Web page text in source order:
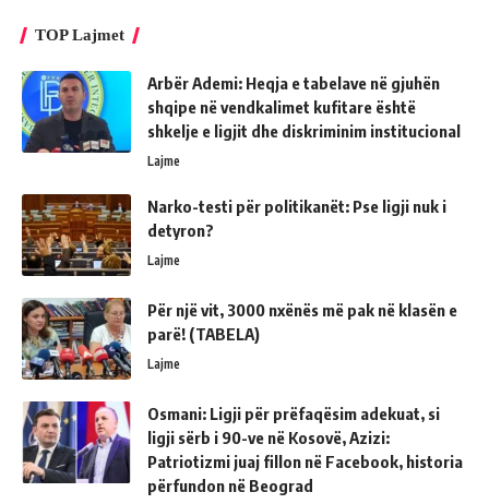
TOP Lajmet
Arbër Ademi: Heqja e tabelave në gjuhën
shqipe në vendkalimet kufitare është
shkelje e ligjit dhe diskriminim institucional
Lajme
Narko-testi për politikanët: Pse ligji nuk i
detyron?
Lajme
Për një vit, 3000 nxënës më pak në klasën e
parë! (TABELA)
Lajme
Osmani: Ligji për prëfaqësim adekuat, si
ligji sërb i 90-ve në Kosovë, Azizi:
Patriotizmi juaj fillon në Facebook, historia
përfundon në Beograd